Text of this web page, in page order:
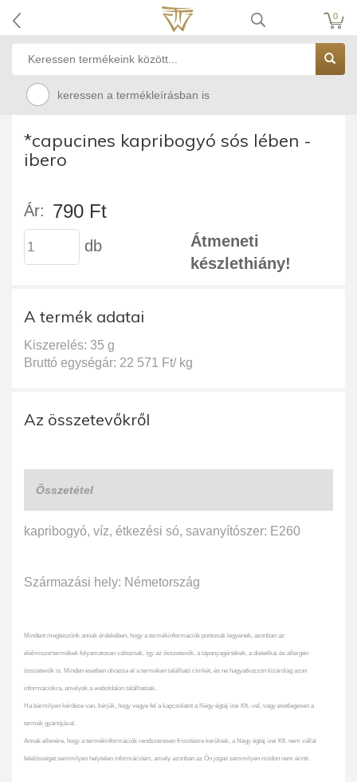
0
keressen a termékleírásban is
*capucines kapribogyó sós lében -
ibero
Ár: 790 Ft
db
Átmeneti
készlethiány!
A termék adatai
Kiszerelés: 35 g
Bruttó egységár: 22 571 Ft/ kg
Az összetevőkről
Összetétel
kapribogyó, víz, étkezési só, savanyítószer: E260
Származási hely: Németország
Mindent megteszünk annak érdekében, hogy a termékinformációk pontosak legyenek, azonban az
élelmiszertermékek folyamatosan változnak, így az összetevők, a tápanyagértékek, a dietetikai és allergén
összetevők is. Minden esetben olvassa el a terméken található címkét, és ne hagyatkozzon kizárólag azon
információkra, amelyek a weboldalon találhatóak.
Ha bármilyen kérdése van, kérjük, hogy vegye fel a kapcsolatot a Négy égtáj ízei Kft.-vel, vagy esetlegesen a
termék gyártójával.
Annak ellenére, hogy a termékinformációk rendszeresen frissítésre kerülnek, a Négy égtáj ízei Kft. nem vállal
felelősséget semmilyen helytelen információért, amely azonban az Ön jogait semmilyen módon nem érinti.